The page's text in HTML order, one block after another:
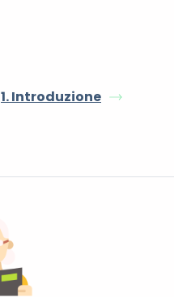
1. Introduzione